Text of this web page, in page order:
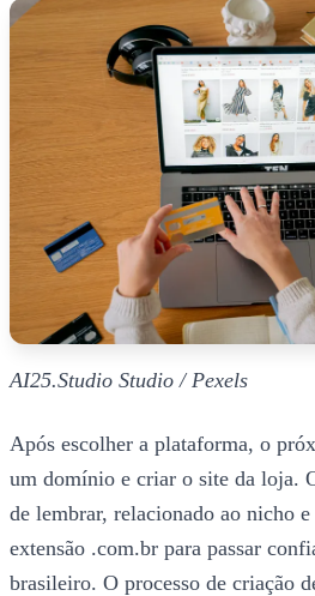
AI25.Studio Studio / Pexels
Após escolher a plataforma, o
um domínio e criar o site da loja.
de lembrar, relacionado ao nicho
extensão .com.br para passar
brasileiro. O processo de criação